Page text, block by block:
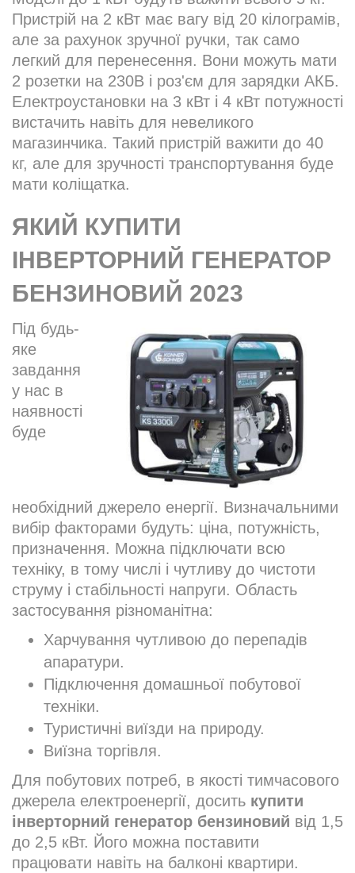
Пристрій на 2 кВт має вагу від 20 кілограмів,
але за рахунок зручної ручки, так само
легкий для перенесення. Вони можуть мати
2 розетки на 230В і роз'єм для зарядки АКБ.
Електроустановки на 3 кВт і 4 кВт потужності
вистачить навіть для невеликого
магазинчика. Такий пристрій важити до 40
кг, але для зручності транспортування буде
мати коліщатка.
ЯКИЙ КУПИТИ
ІНВЕРТОРНИЙ ГЕНЕРАТОР
БЕНЗИНОВИЙ 2023
Під будь-
яке
завдання
у нас в
наявності
буде
необхідний джерело енергії. Визначальними
вибір факторами будуть: ціна, потужність,
призначення. Можна підключати всю
техніку, в тому числі і чутливу до чистоти
струму і стабільності напруги. Область
застосування різноманітна:
Харчування чутливою до перепадів
апаратури.
Підключення домашньої побутової
техніки.
Туристичні виїзди на природу.
Виїзна торгівля.
Для побутових потреб, в якості тимчасового
джерела електроенергії, досить купити
інверторний генератор бензиновий від 1,5
до 2,5 кВт. Його можна поставити
працювати навіть на балконі квартири.